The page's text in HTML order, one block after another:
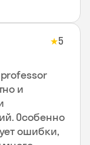
★5
и
Особенно
ошибки,